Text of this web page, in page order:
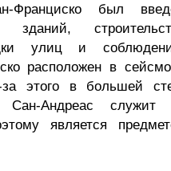
Франциско был
зданий,
улиц и
расположен в
этого в большей
Сан-Андреас служит
является